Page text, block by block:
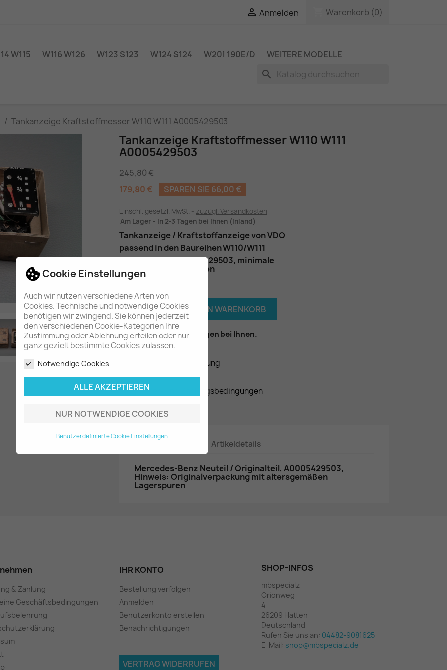
Cookie Einstellungen
Auch wir nutzen verschiedene Arten von
Cookies. Technische und notwendige Cookies
benötigen wir zwingend. Sie können jederzeit
den verschiedenen Cookie-Kategorien Ihre
Zustimmung oder Ablehnung erteilen oder nur
ganz gezielt bestimmte Cookies zulassen.
Notwendige Cookies
ALLE AKZEPTIEREN
NUR NOTWENDIGE COOKIES
Benutzerdefinierte Cookie Einstellungen
 Anmelden Warenkorb (0)
W115 W116 W126 W123 S123 W124 S124 W201 190E/D WEITERE MODELLE
search
Tankanzeige Kraftstoffmesser W110 W111 A0005429503

Tankanzeige Kraftstoffmesser W110 W111
A0005429503
245,80 €
179,80 €
SPAREN SIE 66,00 €
Einschl. gesetzl. MwSt.
zuzügl. Versandkosten
Am Lager - In 2-3 Tagen bei Ihnen (Inland)
Tankanzeige / Kraftstoffanzeige von VDO
passend in den Baureihen W110/W111
Teilenummer: A0005429503, minimale
Lagerspuren vorhanden
 IN DEN WARENKORB
Am Lager - In 2-3 Tagen bei Ihnen.
Datenschutzerklärung
Liefer- und Zahlungsbedingungen
Artikeldetails
Mercedes-Benz Neuteil / Originalteil, A0005429503,
Hinweis: Originalverpackung mit altersgemäßen
Lagerspuren
& Zahlung
Geschäftsbedingungen
IHR KONTO
Bestellung verfolgen
Anmelden
Benutzerkonto erstellen
Benachrichtigungen
SHOP-INFOS
mbspecialz
Orionweg
4
26209 Hatten
Deutschland
Rufen Sie uns an: 04482-9081625
E-Mail: shop@mbspecialz.de
VERTRAG WIDERRUFEN